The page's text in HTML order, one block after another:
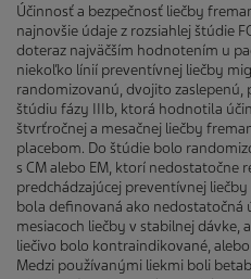
Účinnosť a bezpečnosť liečby
najnovšie údaje z rozsiahlej štúdie
doteraz najväčším hodnotením u
niekoľko línií preventívnej liečby
randomizovanú, dvojito
štúdiu fázy IIIb, ktorá hodnotila
štvrťročnej a mesačnej liečby
placebom. Do štúdie bolo
s CM alebo EM, ktorí nedostatočne
predchádzajúcej preventívnej
bola definovaná ako nedostatočná
mesiacoch liečby v stabilnej dávke,
liečivo bolo kontraindikované,
Medzi používanými liekmi boli